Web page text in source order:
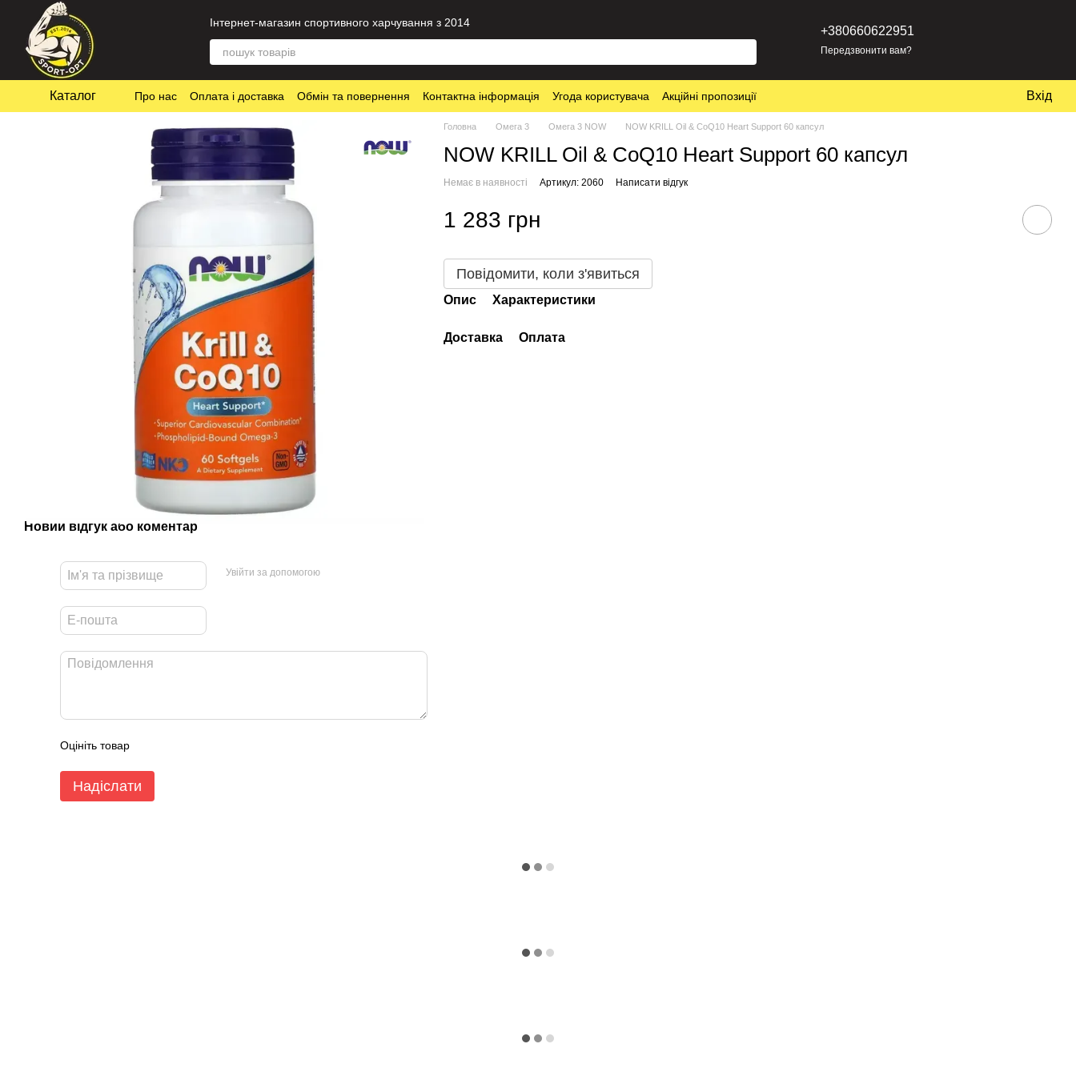
Перейти до основного контенту
Інтернет-магазин спортивного харчування з 2014
+380660622951
Передзвонити вам?
Каталог Про нас Оплата і доставка Обмін та повернення Контактна інформація Угода користувача Акційні пропозиції Вхід
Новий відгук або коментар
Увійти за допомогою
Оцініть товар
Надіслати
Головна Омега 3 Омега 3 NOW NOW KRILL Oil & CoQ10 Heart Support 60 капсул
NOW KRILL Oil & CoQ10 Heart Support 60 капсул
Немає в наявності Артикул: 2060 Написати відгук
1 283 грн
Повідомити, коли з'явиться
Опис Характеристики
Доставка Оплата